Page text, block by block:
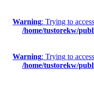
Warning: Trying to
/home/tustorekw/
Warning: Trying to
/home/tustorekw/